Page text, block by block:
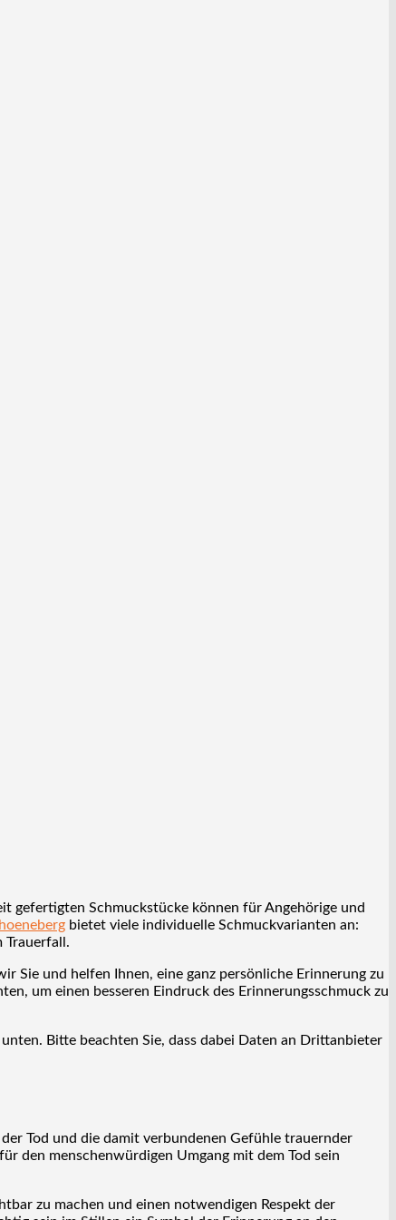
gefertigten Schmuckstücke können für Angehörige und
bietet viele individuelle Schmuckvarianten an:
Trauerfall.
Sie und helfen Ihnen, eine ganz persönliche Erinnerung zu
um einen besseren Eindruck des Erinnerungsschmuck zu
Bitte beachten Sie, dass dabei Daten an Drittanbieter
Tod und die damit verbundenen Gefühle trauernder
den menschenwürdigen Umgang mit dem Tod sein
zu machen und einen notwendigen Respekt der